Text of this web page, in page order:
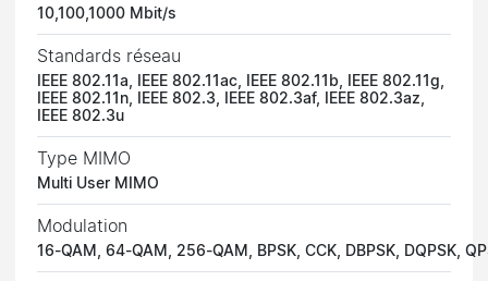
10,100,1000 Mbit/s
Standards réseau
IEEE 802.11a, IEEE 802.11ac, IEEE 802.11b, IEEE 802.11g,
IEEE 802.11n, IEEE 802.3, IEEE 802.3af, IEEE 802.3az,
IEEE 802.3u
Type MIMO
Multi User MIMO
Modulation
16-QAM, 64-QAM, 256-QAM, BPSK, CCK, DBPSK, DQPSK,